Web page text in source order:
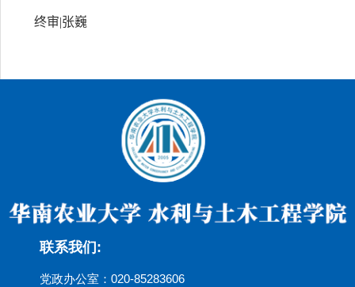
终审|张巍
联系我们:
党政办公室：020-85283606